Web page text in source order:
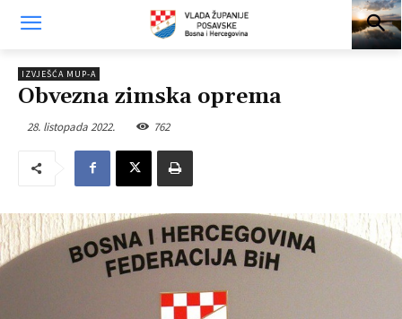
IZVJEŠĆA MUP-A
Obvezna zimska oprema
28. listopada 2022. 762